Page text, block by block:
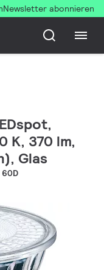
Newsletter abonnieren
K, 370 lm,
Glas
60D